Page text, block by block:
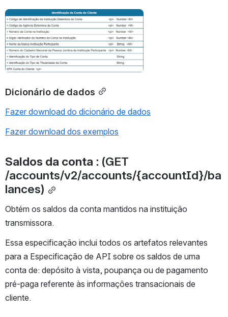
Abrir
Dicionário de dados
Fazer download do dicionário de dados
Fazer download dos exemplos
Saldos da conta : (GET
/accounts/v2/accounts/{accountId}/ba
lances)
Obtém os saldos da conta mantidos na instituição
transmissora.
Essa especificação inclui todos os artefatos relevantes
para a Especificação de API sobre os saldos de uma
conta de: depósito à vista, poupança ou de pagamento
pré-paga referente às informações transacionais de
cliente.